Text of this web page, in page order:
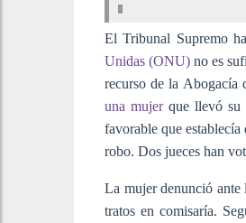
El Tribunal Supremo
Unidas (ONU) no es
recurso de la Abogacía
una mujerque llevó su
favorable que establecía
robo. Dos jueces han
La mujer denunció ante
tratos en comisaría.